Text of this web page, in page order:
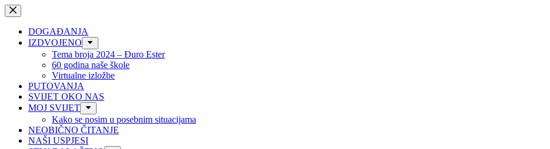
Preskoči
na
sadržajDOGAĐANJA
IZDVOJENO
Tema broja 2024 – Đuro Ester
60 godina naše škole
Virtualne izložbe
PUTOVANJA
SVIJET OKO NAS
MOJ SVIJET
Kako se nosim u posebnim situacijama
NEOBIČNO ČITANJE
NAŠI USPJESI